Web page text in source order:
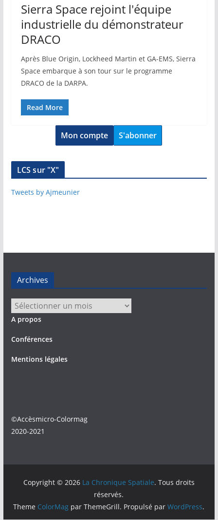
Sierra Space rejoint l'équipe
industrielle du démonstrateur
DRACO
Après Blue Origin, Lockheed Martin et GA-EMS, Sierra
Space embarque à son tour sur le programme
DRACO de la DARPA.
Read More
Mon compte S'abonner
LCS sur "X"
Tweets by Ajmeunier
Archives
Archives
A propos
Conférences
Mentions légales
©Accèsmicro-Colormag
2020-2021
Copyright © 2026 La Chronique Spatiale. Tous droits
réservés.
Theme ColorMag par ThemeGrill. Propulsé parWordPress.